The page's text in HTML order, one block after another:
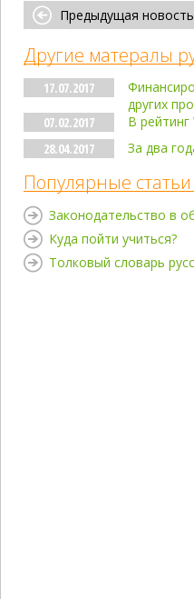
Предыдущая новость
Другие матералы
17.07.2017
других
07.02.2017
В
28.04.2017
За два
Популярные
Законодательство в
Куда пойти учиться?
Толковый словарь